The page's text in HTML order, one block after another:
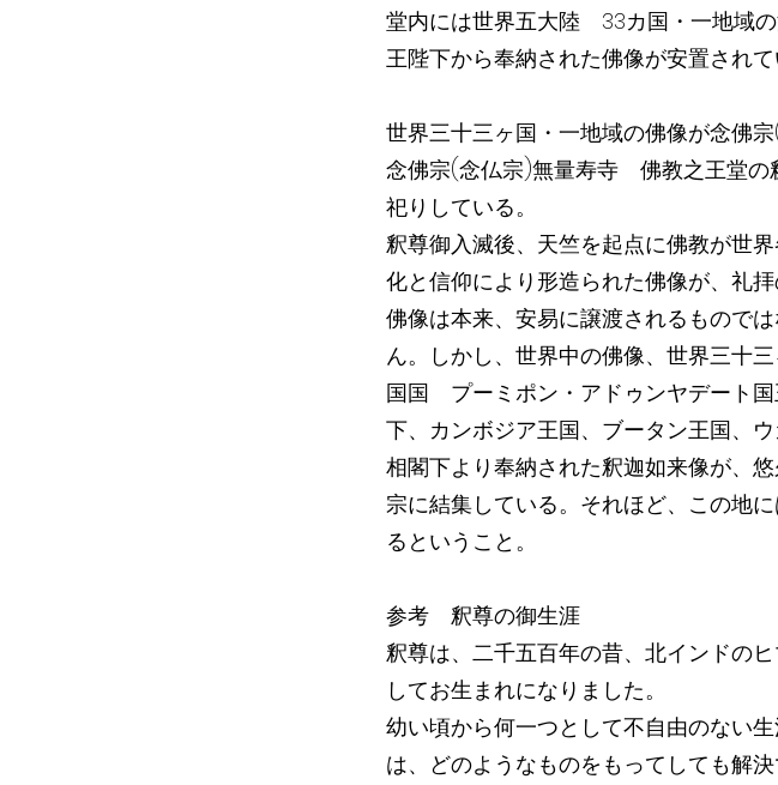
堂内には世界五大陸 33カ国・一地域
王陛下から奉納された佛像が安置されて
世界三十三ヶ国・一地域の佛像が念佛
念佛宗(念仏宗)無量寿寺 佛教之王堂の
祀りしている。
釈尊御入滅後、天竺を起点に佛教が世
化と信仰により形造られた佛像が、礼
佛像は本来、安易に譲渡されるもので
ん。しかし、世界中の佛像、世界三十
国国 プーミポン・アドゥンヤデート
下、カンボジア王国、ブータン王国、
相閣下より奉納された釈迦如来像が、
宗に結集している。それほど、この地
るということ。
参考 釈尊の御生涯
釈尊は、二千五百年の昔、北インドの
してお生まれになりました。
幼い頃から何一つとして不自由のない
は、どのようなものをもってしても解